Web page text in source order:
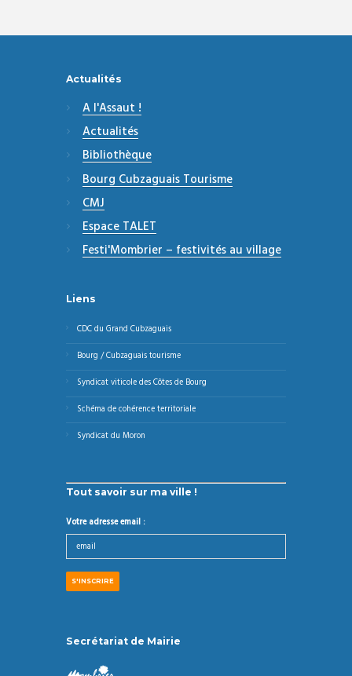
Actualités
A l'Assaut !
Actualités
Bibliothèque
Bourg Cubzaguais Tourisme
CMJ
Espace TALET
Festi'Mombrier – festivités au village
Liens
CDC du Grand Cubzaguais
Bourg / Cubzaguais tourisme
Syndicat viticole des Côtes de Bourg
Schéma de cohérence territoriale
Syndicat du Moron
Tout savoir sur ma ville !
Votre adresse email :
Secrétariat de Mairie